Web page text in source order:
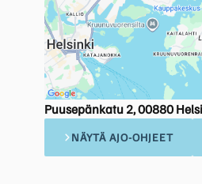
Puusepänkatu 2, 00880
NÄYTÄ AJO-OHJEET